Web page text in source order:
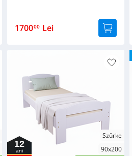
170000 Lei
Szürke
90x200
12
ani